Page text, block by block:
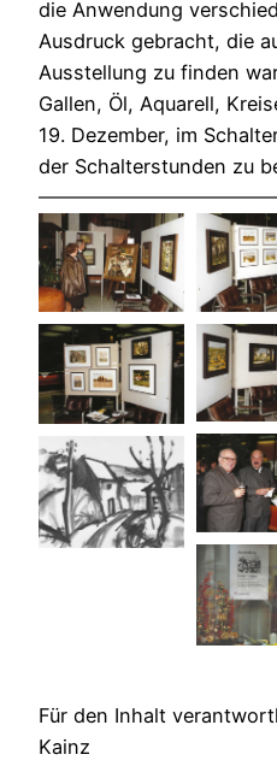
die Anwendung
Ausdruck gebracht, die
Ausstellung zu finden
Gallen, Öl, Aquarell,
19. Dezember, im
der Schalterstunden zu
Für den Inhalt
Kainz